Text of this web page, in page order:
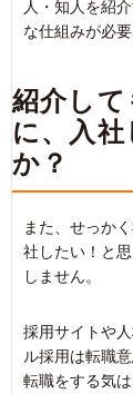
人・知人を紹
な仕組みが必要
紹介して
に、入
か？
また、せっか
社したい！と
しません。
採用サイトや
ル採用は転職
転職をする気